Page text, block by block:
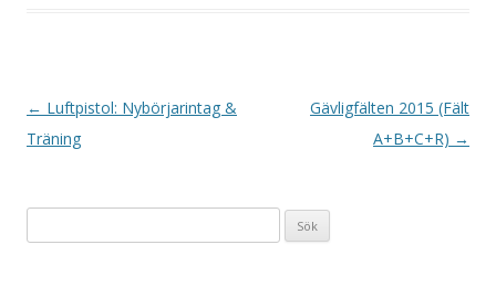
I
n
← Luftpistol: Nybörjarintag &
Träning
Gävligfälten 2015 (Fält
A+B+C+R) →
efter: